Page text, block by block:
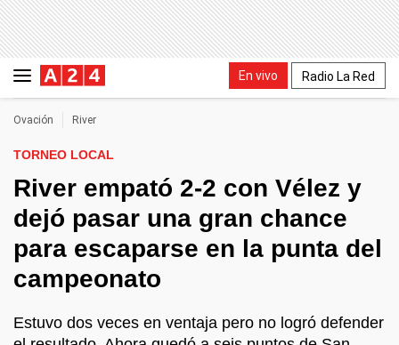
En vivo Radio La Red
Ovación River
TORNEO LOCAL
River empató 2-2 con Vélez y
dejó pasar una gran chance
para escaparse en la punta del
campeonato
Estuvo dos veces en ventaja pero no logró defender